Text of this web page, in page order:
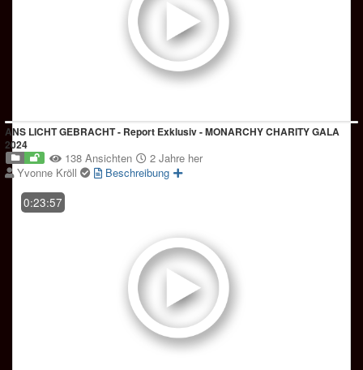
ANS LICHT GEBRACHT - Report Exklusiv - MONARCHY CHARITY GALA
2024
138 Ansichten
2 Jahre her
Yvonne Kröll
Beschreibung
0:23:57